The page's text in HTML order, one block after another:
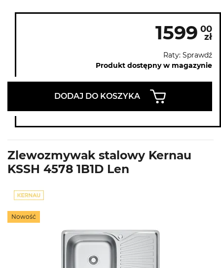
1599 00
zł
Raty: Sprawdź
Produkt dostępny w magazynie
DODAJ DO KOSZYKA
Zlewozmywak stalowy Kernau
KSSH 4578 1B1D Len
Nowość